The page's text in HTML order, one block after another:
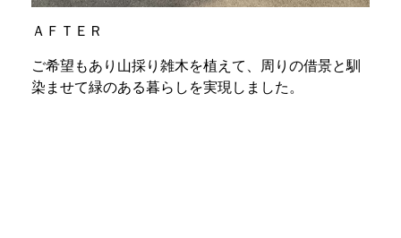
ＡＦＴＥＲ
ご希望もあり山採り雑木を植えて、周りの借景と馴
染ませて緑のある暮らしを実現しました。